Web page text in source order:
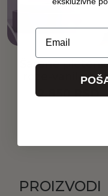
Šarene
roze-vanila-
2.850RSD
PROIZVODI
Email